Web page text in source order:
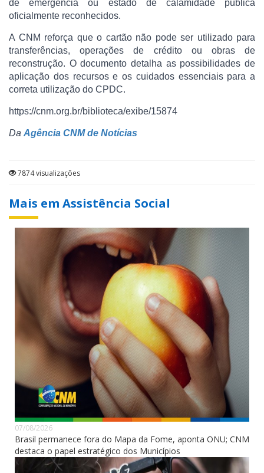
de emergência ou estado de calamidade pública
oficialmente reconhecidos.
A CNM reforça que o cartão não pode ser utilizado para
transferências, operações de crédito ou obras de
reconstrução. O documento detalha as possibilidades de
aplicação dos recursos e os cuidados essenciais para a
correta utilização do CPDC.
https://cnm.org.br/biblioteca/exibe/15874
Da Agência CNM de Notícias
7874 visualizações
Mais em Assistência Social
07/08/2026
Brasil permanece fora do Mapa da Fome, aponta ONU; CNM
destaca o papel estratégico dos Municípios